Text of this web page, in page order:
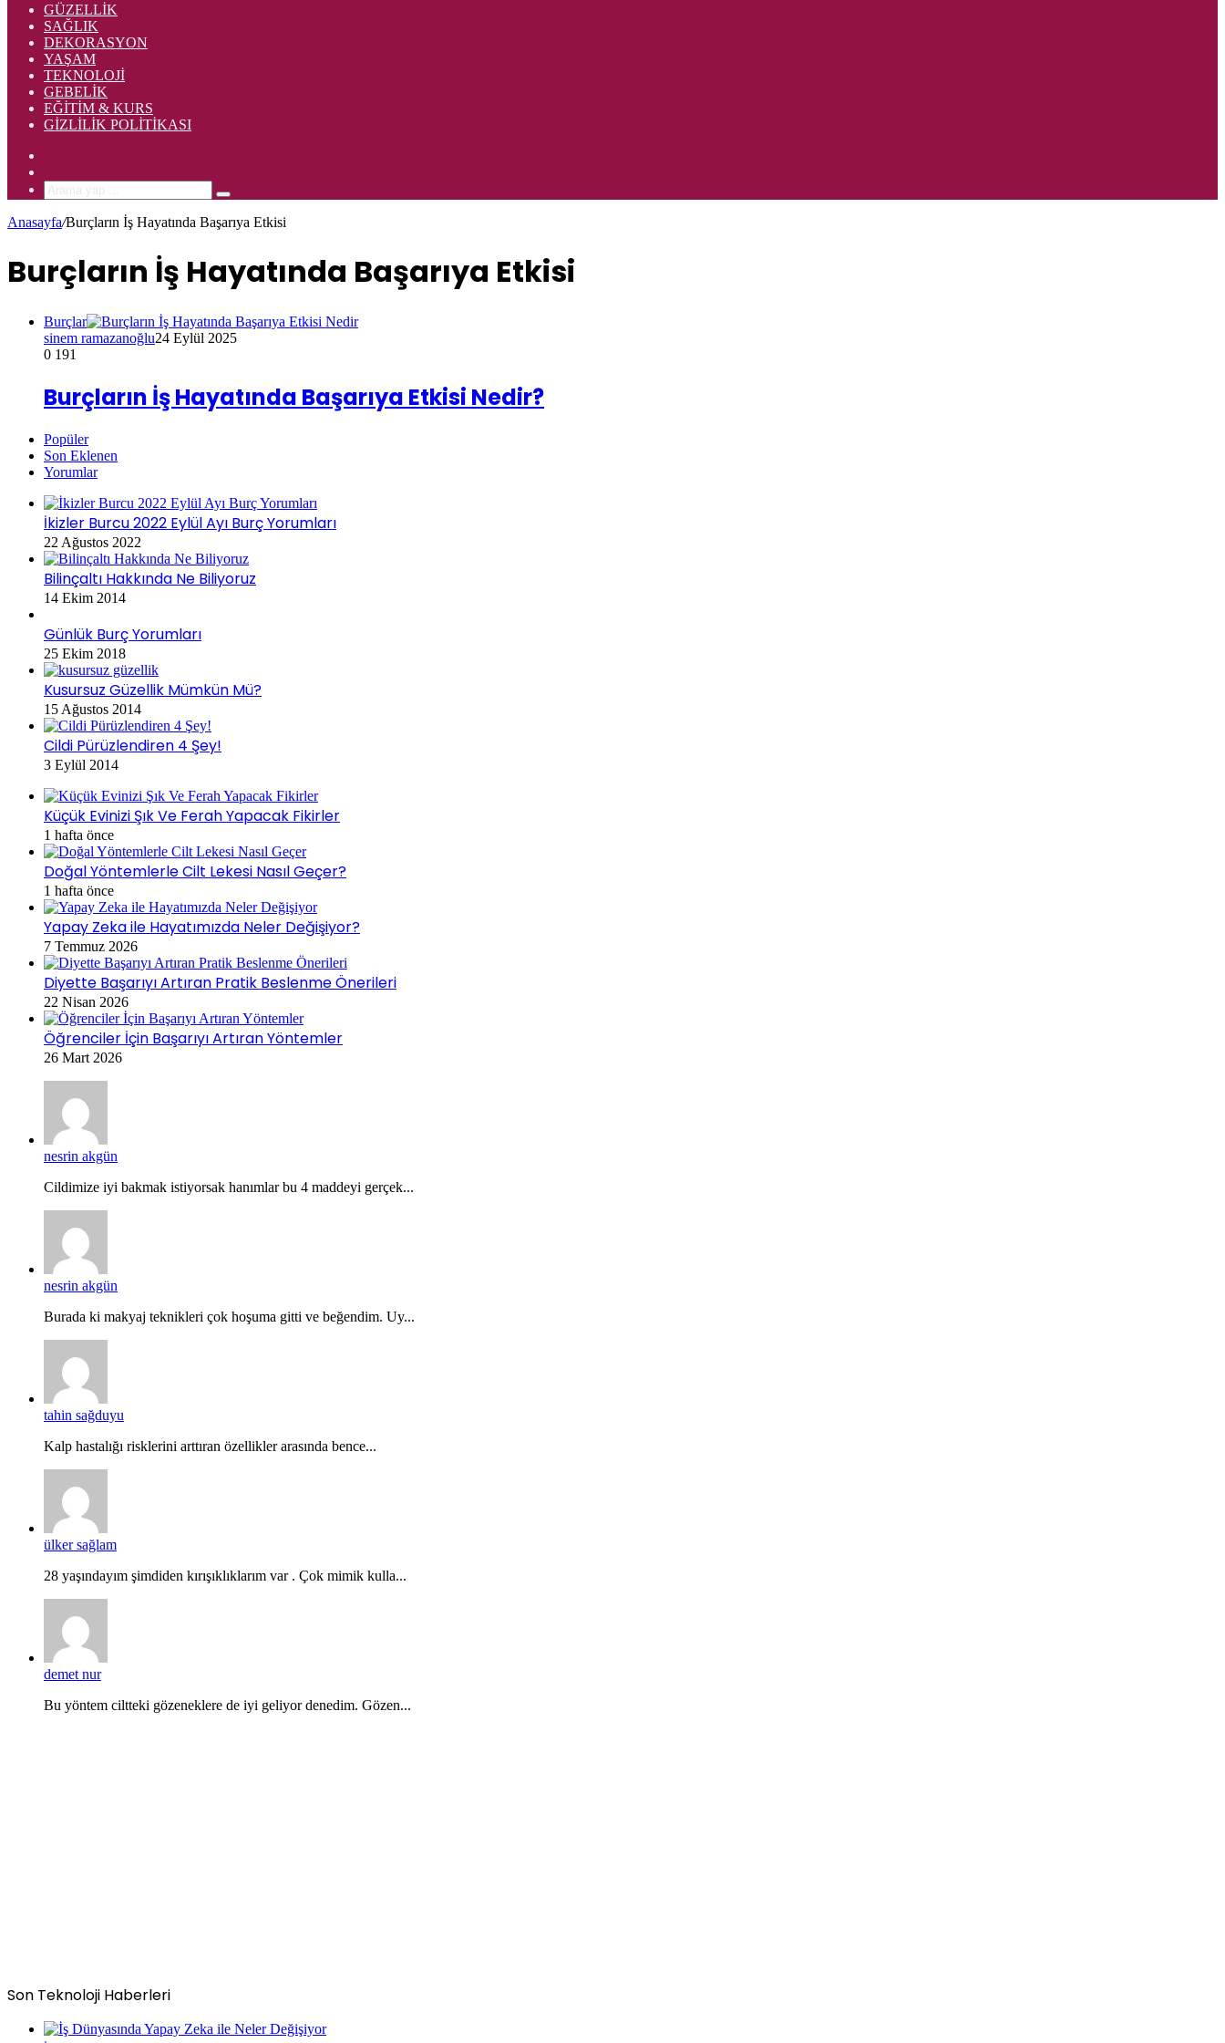
GÜZELLIK
SAĞLIK
DEKORASYON
YAŞAM
TEKNOLOJI
GEBELIK
EĞITIM & KURS
GIZLILIK POLITIKASI
Arama
...
Anasayfa/Burçların İş Hayatında Başarıya Etkisi
Burçların İş Hayatında Başarıya Etkisi
Burçlar
sinem ramazanoğlu24 Eylül 2025
0 191
Burçların İş Hayatında Başarıya Etkisi Nedir?
Popüler
Son Eklenen
Yorumlar
İkizler Burcu 2022 Eylül Ayı Burç Yorumları
22 Ağustos 2022
Bilinçaltı Hakkında Ne Biliyoruz
14 Ekim 2014
Günlük Burç Yorumları
25 Ekim 2018
Kusursuz Güzellik Mümkün Mü?
15 Ağustos 2014
Cildi Pürüzlendiren 4 Şey!
3 Eylül 2014
Küçük Evinizi Şık Ve Ferah Yapacak Fikirler
1 hafta önce
Doğal Yöntemlerle Cilt Lekesi Nasıl Geçer?
1 hafta önce
Yapay Zeka ile Hayatımızda Neler Değişiyor?
7 Temmuz 2026
Diyette Başarıyı Artıran Pratik Beslenme Önerileri
22 Nisan 2026
Öğrenciler İçin Başarıyı Artıran Yöntemler
26 Mart 2026
nesrin akgün
Cildimize iyi bakmak istiyorsak hanımlar bu 4 maddeyi gerçek...
nesrin akgün
Burada ki makyaj teknikleri çok hoşuma gitti ve beğendim. Uy...
tahin sağduyu
Kalp hastalığı risklerini arttıran özellikler arasında bence...
ülker sağlam
28 yaşındayım şimdiden kırışıklıklarım var . Çok mimik kulla...
demet nur
Bu yöntem ciltteki gözeneklere de iyi geliyor denedim. Gözen...
Son Teknoloji Haberleri